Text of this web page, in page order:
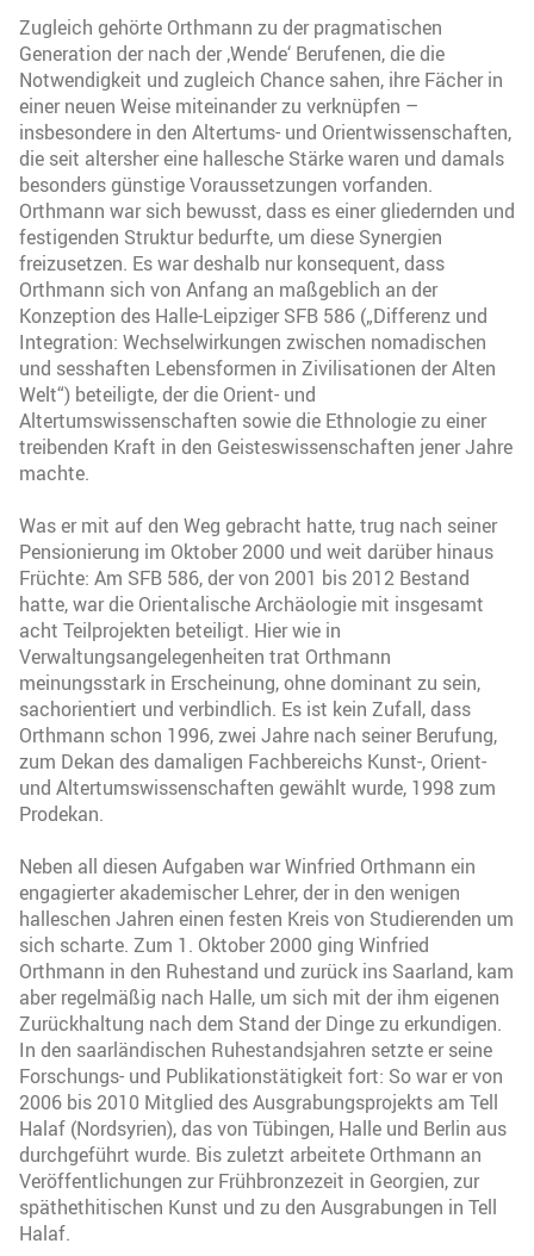
Zugleich gehörte Orthmann zu der pragmatischen
Generation der nach der ‚Wende‘ Berufenen, die die
Notwendigkeit und zugleich Chance sahen, ihre Fächer in
einer neuen Weise miteinander zu verknüpfen –
insbesondere in den Altertums- und Orientwissenschaften,
die seit altersher eine hallesche Stärke waren und damals
besonders günstige Voraussetzungen vorfanden.
Orthmann war sich bewusst, dass es einer gliedernden und
festigenden Struktur bedurfte, um diese Synergien
freizusetzen. Es war deshalb nur konsequent, dass
Orthmann sich von Anfang an maßgeblich an der
Konzeption des Halle-Leipziger SFB 586 („Differenz und
Integration: Wechselwirkungen zwischen nomadischen
und sesshaften Lebensformen in Zivilisationen der Alten
Welt“) beteiligte, der die Orient- und
Altertumswissenschaften sowie die Ethnologie zu einer
treibenden Kraft in den Geisteswissenschaften jener Jahre
machte.
Was er mit auf den Weg gebracht hatte, trug nach seiner
Pensionierung im Oktober 2000 und weit darüber hinaus
Früchte: Am SFB 586, der von 2001 bis 2012 Bestand
hatte, war die Orientalische Archäologie mit insgesamt
acht Teilprojekten beteiligt. Hier wie in
Verwaltungsangelegenheiten trat Orthmann
meinungsstark in Erscheinung, ohne dominant zu sein,
sachorientiert und verbindlich. Es ist kein Zufall, dass
Orthmann schon 1996, zwei Jahre nach seiner Berufung,
zum Dekan des damaligen Fachbereichs Kunst-, Orient-
und Altertumswissenschaften gewählt wurde, 1998 zum
Prodekan.
Neben all diesen Aufgaben war Winfried Orthmann ein
engagierter akademischer Lehrer, der in den wenigen
halleschen Jahren einen festen Kreis von Studierenden um
sich scharte. Zum 1. Oktober 2000 ging Winfried
Orthmann in den Ruhestand und zurück ins Saarland, kam
aber regelmäßig nach Halle, um sich mit der ihm eigenen
Zurückhaltung nach dem Stand der Dinge zu erkundigen.
In den saarländischen Ruhestandsjahren setzte er seine
Forschungs- und Publikationstätigkeit fort: So war er von
2006 bis 2010 Mitglied des Ausgrabungsprojekts am Tell
Halaf (Nordsyrien), das von Tübingen, Halle und Berlin aus
durchgeführt wurde. Bis zuletzt arbeitete Orthmann an
Veröffentlichungen zur Frühbronzezeit in Georgien, zur
späthethitischen Kunst und zu den Ausgrabungen in Tell
Halaf.